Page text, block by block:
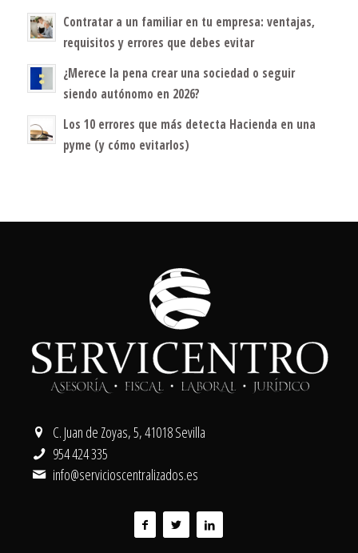
Contratar a un familiar en tu empresa: ventajas,
requisitos y errores que debes evitar
¿Merece la pena crear una sociedad o seguir
siendo autónomo en 2026?
Los 10 errores que más detecta Hacienda en una
pyme (y cómo evitarlos)
C. Juan de Zoyas, 5, 41018 Sevilla
954 424 335
info@servicioscentralizados.es